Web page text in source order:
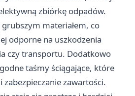
zbiórkę odpadów.
materiałem, co
odporne na uszkodzenia
czy transportu. Dodatkowo
taśmy ściągające, które
zabezpieczanie zawartości.